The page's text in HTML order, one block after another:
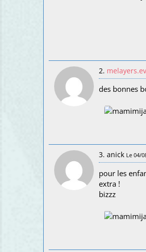
2.
des bonnes
3. anick Le 04/
pour les
extra !
bizzz